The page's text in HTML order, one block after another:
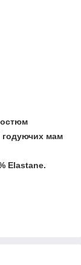
годуючих мам
Elastane.